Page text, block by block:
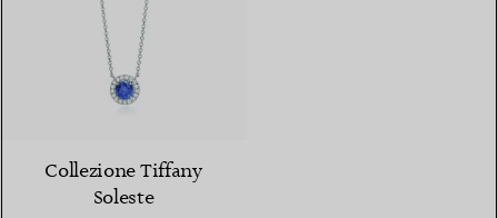
Collezione Tiffany
Soleste